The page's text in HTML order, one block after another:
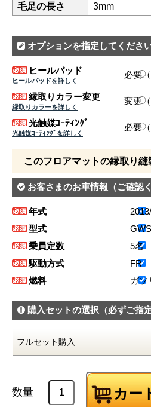
毛足の長さ
3mm
オプションを指定してください
ヒールパッド
ヒールパッドを詳しく
必要（
縁取りカラー変更
縁取りカラーを詳しく
変更（
光触媒ｺｰﾃｨﾝｸﾞ
光触媒ｺｰﾃｨﾝｸﾞを詳しく
必要（
このフロアマットの縁取り縫
お客さまのお車情報 （ご確認
年式
型式
乗員定数
5名
駆動方式
FR
燃料
ガソ
購入セットの選択 （必ずご指
数量